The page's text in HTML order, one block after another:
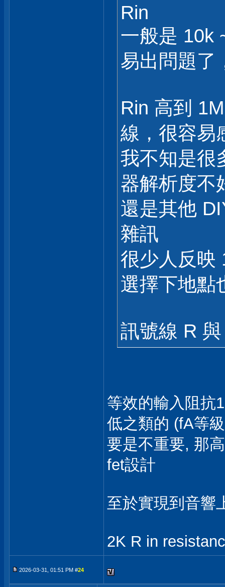
Rin
一般是 10k
易出問題了
Rin 高到
線，很容易
我不知是很
器解析度不
還是其他
雜訊
很少人反映
選擇下地點
訊號線 R
等效的輸入阻抗
低之類的 (fA等
要是不重要, 那
fet設計
至於實現到音響
2K R in
2026-03-31, 01:51 PM #24